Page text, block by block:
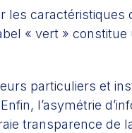
caractéristiques
« vert » constitue
particuliers et
l’asymétrie
transparence de